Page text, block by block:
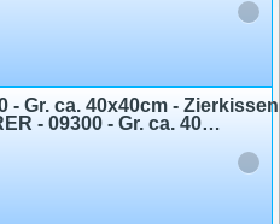
KISSEN - IBERER - 09300 - Gr. ca. 40x40cm - Zierkissen Autokissen - © Kollektion Bötzel